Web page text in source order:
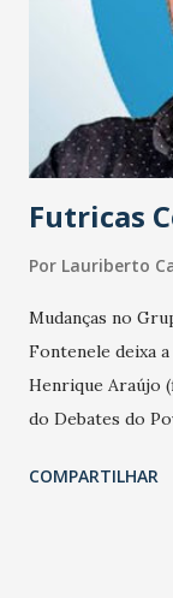
Futricas
Por Lauriberto
Mudanças no
Fontenele deixa
Henrique Araújo
do Debates do
COMPARTILHAR